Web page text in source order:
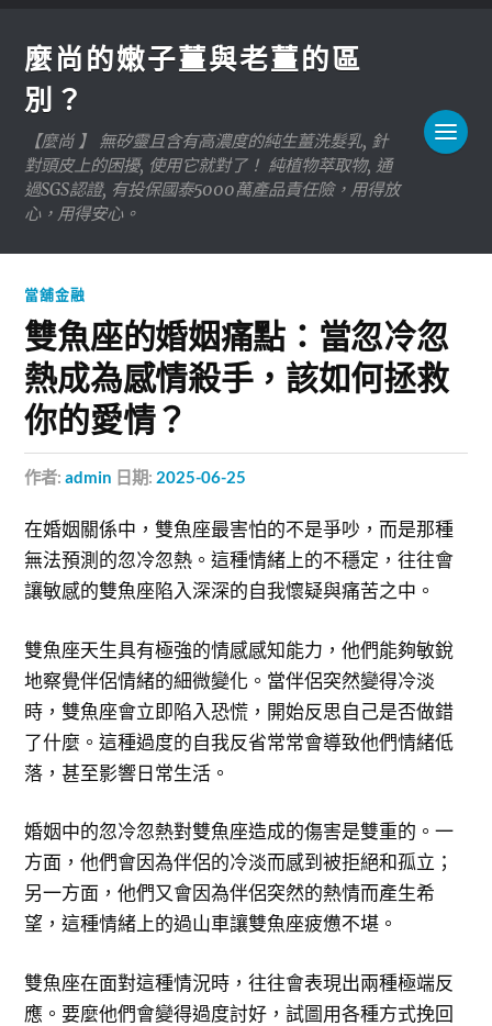
麼尚的嫩子薑與老薑的區
別？
【麼尚 】 無矽靈且含有高濃度的純生薑洗髮乳, 針
對頭皮上的困擾, 使用它就對了！ 純植物萃取物, 通
過SGS認證, 有投保國泰5000萬產品責任險，用得放
心，用得安心。
當舖金融
雙魚座的婚姻痛點：當忽冷忽
熱成為感情殺手，該如何拯救
你的愛情？
作者:admin 日期: 2025-06-25
在婚姻關係中，雙魚座最害怕的不是爭吵，而是那種
無法預測的忽冷忽熱。這種情緒上的不穩定，往往會
讓敏感的雙魚座陷入深深的自我懷疑與痛苦之中。
雙魚座天生具有極強的情感感知能力，他們能夠敏銳
地察覺伴侶情緒的細微變化。當伴侶突然變得冷淡
時，雙魚座會立即陷入恐慌，開始反思自己是否做錯
了什麼。這種過度的自我反省常常會導致他們情緒低
落，甚至影響日常生活。
婚姻中的忽冷忽熱對雙魚座造成的傷害是雙重的。一
方面，他們會因為伴侶的冷淡而感到被拒絕和孤立；
另一方面，他們又會因為伴侶突然的熱情而產生希
望，這種情緒上的過山車讓雙魚座疲憊不堪。
雙魚座在面對這種情況時，往往會表現出兩種極端反
應。要麼他們會變得過度討好，試圖用各種方式挽回